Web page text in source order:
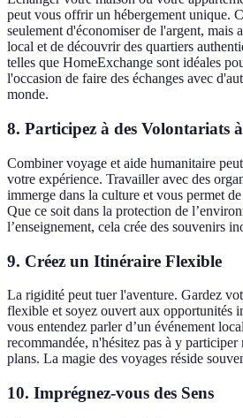
peut vous offrir un hébergement unique.
seulement d'économiser de l'argent, mais
local et de découvrir des quartiers
telles que HomeExchange sont idéales
l'occasion de faire des échanges avec
monde.
8. Participez à des Volontariats
Combiner voyage et aide humanitaire
votre expérience. Travailler avec des
immerge dans la culture et vous permet
Que ce soit dans la protection de
l’enseignement, cela crée des souvenirs
9. Créez un Itinéraire Flexible
La rigidité peut tuer l'aventure. Gardez
flexible et soyez ouvert aux opportunités
vous entendez parler d’un événement
recommandée, n'hésitez pas à y
plans. La magie des voyages réside
10. Imprégnez-vous des Sens